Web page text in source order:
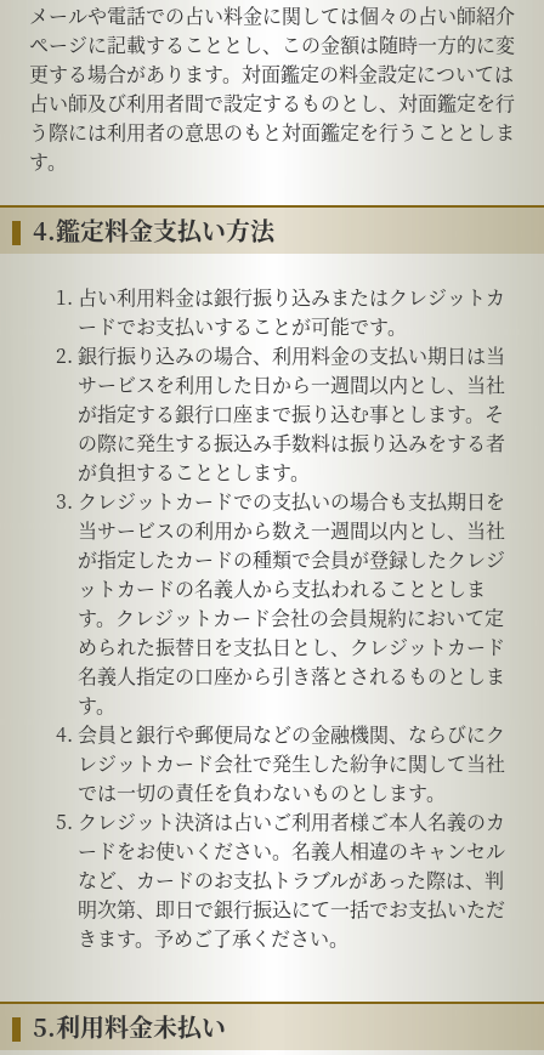
メールや電話での占い料金に関しては個々の占い師紹介
ページに記載することとし、この金額は随時一方的に変
更する場合があります。対面鑑定の料金設定については
占い師及び利用者間で設定するものとし、対面鑑定を行
う際には利用者の意思のもと対面鑑定を行うこととしま
す。
4.鑑定料金支払い方法
占い利用料金は銀行振り込みまたはクレジットカ
ードでお支払いすることが可能です。
銀行振り込みの場合、利用料金の支払い期日は当
サービスを利用した日から一週間以内とし、当社
が指定する銀行口座まで振り込む事とします。そ
の際に発生する振込み手数料は振り込みをする者
が負担することとします。
クレジットカードでの支払いの場合も支払期日を
当サービスの利用から数え一週間以内とし、当社
が指定したカードの種類で会員が登録したクレジ
ットカードの名義人から支払われることとしま
す。クレジットカード会社の会員規約において定
められた振替日を支払日とし、クレジットカード
名義人指定の口座から引き落とされるものとしま
す。
会員と銀行や郵便局などの金融機関、ならびにク
レジットカード会社で発生した紛争に関して当社
では一切の責任を負わないものとします。
クレジット決済は占いご利用者様ご本人名義のカ
ードをお使いください。名義人相違のキャンセル
など、カードのお支払トラブルがあった際は、判
明次第、即日で銀行振込にて一括でお支払いただ
きます。予めご了承ください。
5.利用料金未払い